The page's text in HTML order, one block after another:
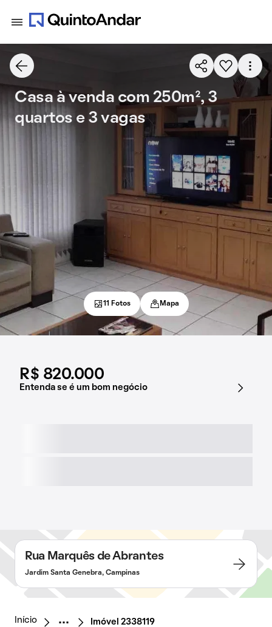
R$ 820.000
Entenda se é um bom negócio
Casa à venda com 250m², 3
quartos e 3 vagas
11 Fotos Mapa
Rua Marquês de Abrantes
Jardim Santa Genebra, Campinas
Início Imóvel 2338119